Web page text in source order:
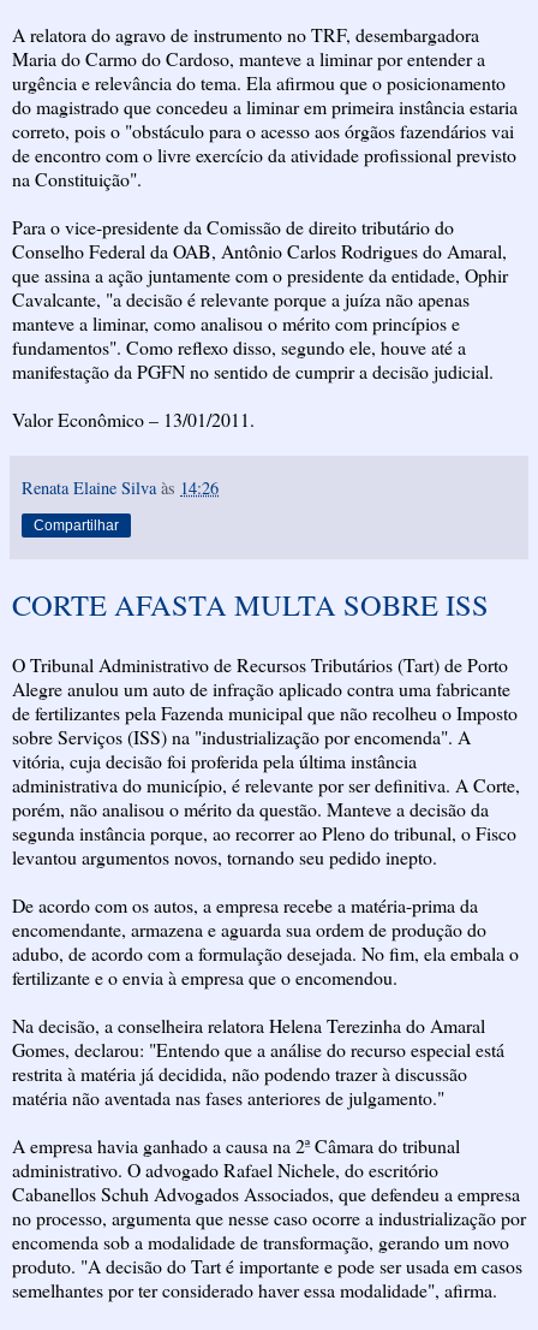
A relatora do agravo de instrumento no TRF, desembargadora
Maria do Carmo do Cardoso, manteve a liminar por entender a
urgência e relevância do tema. Ela afirmou que o posicionamento
do magistrado que concedeu a liminar em primeira instância estaria
correto, pois o "obstáculo para o acesso aos órgãos fazendários vai
de encontro com o livre exercício da atividade profissional previsto
na Constituição".
Para o vice-presidente da Comissão de direito tributário do
Conselho Federal da OAB, Antônio Carlos Rodrigues do Amaral,
que assina a ação juntamente com o presidente da entidade, Ophir
Cavalcante, "a decisão é relevante porque a juíza não apenas
manteve a liminar, como analisou o mérito com princípios e
fundamentos". Como reflexo disso, segundo ele, houve até a
manifestação da PGFN no sentido de cumprir a decisão judicial.
Valor Econômico – 13/01/2011.
Renata Elaine Silva às 14:26
Compartilhar
CORTE AFASTA MULTA SOBRE ISS
O Tribunal Administrativo de Recursos Tributários (Tart) de Porto
Alegre anulou um auto de infração aplicado contra uma fabricante
de fertilizantes pela Fazenda municipal que não recolheu o Imposto
sobre Serviços (ISS) na "industrialização por encomenda". A
vitória, cuja decisão foi proferida pela última instância
administrativa do município, é relevante por ser definitiva. A Corte,
porém, não analisou o mérito da questão. Manteve a decisão da
segunda instância porque, ao recorrer ao Pleno do tribunal, o Fisco
levantou argumentos novos, tornando seu pedido inepto.
De acordo com os autos, a empresa recebe a matéria-prima da
encomendante, armazena e aguarda sua ordem de produção do
adubo, de acordo com a formulação desejada. No fim, ela embala o
fertilizante e o envia à empresa que o encomendou.
Na decisão, a conselheira relatora Helena Terezinha do Amaral
Gomes, declarou: "Entendo que a análise do recurso especial está
restrita à matéria já decidida, não podendo trazer à discussão
matéria não aventada nas fases anteriores de julgamento."
A empresa havia ganhado a causa na 2ª Câmara do tribunal
administrativo. O advogado Rafael Nichele, do escritório
Cabanellos Schuh Advogados Associados, que defendeu a empresa
no processo, argumenta que nesse caso ocorre a industrialização por
encomenda sob a modalidade de transformação, gerando um novo
produto. "A decisão do Tart é importante e pode ser usada em casos
semelhantes por ter considerado haver essa modalidade", afirma.